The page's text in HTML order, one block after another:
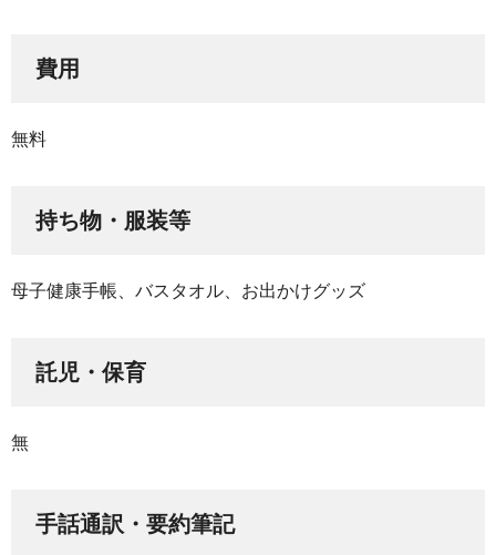
費用
無料
持ち物・服装等
母子健康手帳、バスタオル、お出かけグッズ
託児・保育
無
手話通訳・要約筆記